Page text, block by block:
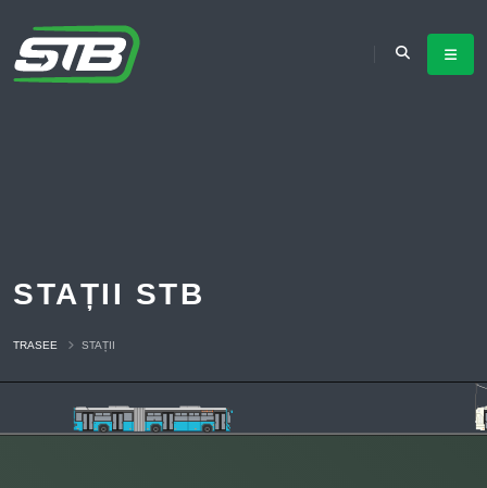
STAȚII STB
TRASEE STAȚII